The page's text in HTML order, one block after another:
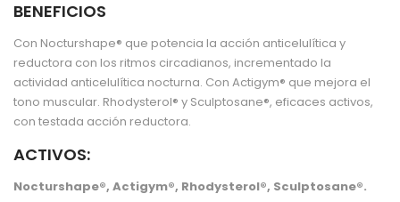
BENEFICIOS
Con Nocturshape® que potencia la acción anticelulítica y
reductora con los ritmos circadianos, incrementado la
actividad anticelulítica nocturna. Con Actigym® que mejora el
tono muscular. Rhodysterol® y Sculptosane®, eficaces activos,
con testada acción reductora.
ACTIVOS:
Nocturshape®, Actigym®, Rhodysterol®, Sculptosane®.